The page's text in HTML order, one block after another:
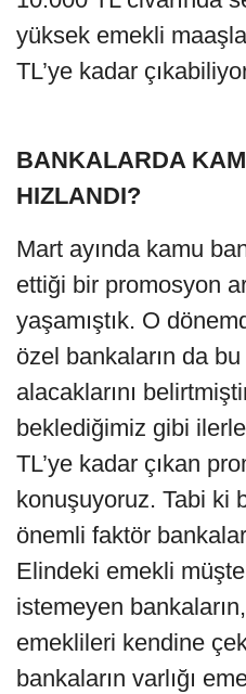
yüksek emekli
TL’ye kadar
BANKALARDA
HIZLANDI?
Mart ayında kamu
ettiği bir promosyon
yaşamıştık. O
özel bankaların da
alacaklarını
beklediğimiz gibi
TL’ye kadar çıkan
konuşuyoruz. Tabi ki
önemli faktör
Elindeki emekli
istemeyen
emeklileri kendine
bankaların varlığı